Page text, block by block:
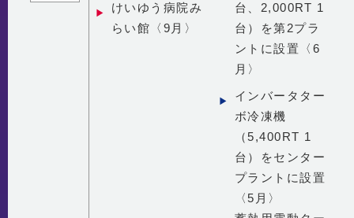
けいゆう病院み
らい館〈9月〉
台、2,000RT 1
台）を第2プラ
ントに設置〈6
月〉
インバータター
ボ冷凍機
（5,400RT 1
台）をセンター
プラントに設置
〈5月〉